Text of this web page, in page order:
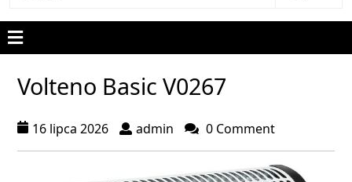
Volteno Basic V0267
16 lipca 2026 admin 0 Comment